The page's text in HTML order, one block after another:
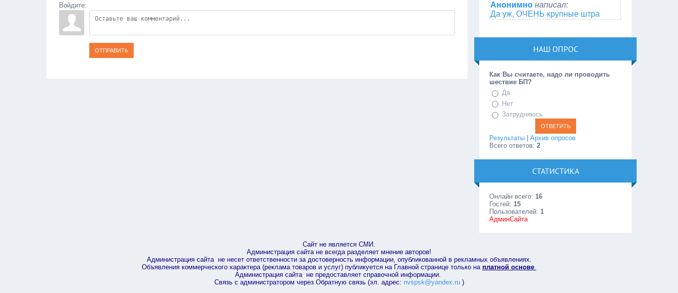
Войдите:
ОТПРАВИТЬ
Анонимно написал:
Да уж, ОЧЕНЬ крупные штра
НАШ ОПРОС
Как Вы считаете, надо ли проводить
шествие БП?
Да
Нет
Затрудняюсь
Результаты |Архив опросов
Всего ответов:2
СТАТИСТИКА
Онлайн всего: 16
Гостей: 15
Пользователей: 1
АдминСайта
Сайт не является СМИ.
Администрация сайта не всегда разделяет мнение авторов!
Администрация сайта не несет ответственности за достоверность информации, опубликованной в рекламных объявлениях.
Объявления коммерческого характера (реклама товаров и услуг) публикуется на Главной странице только на платной основе
Администрация сайта не предоставляет справочной информации.
Связь с администратором через Обратную связь (эл. адрес: nvspsk@yandex.ru)